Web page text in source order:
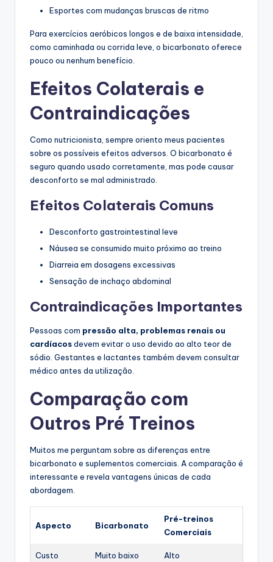
Esportes com mudanças bruscas de ritmo
Para exercícios aeróbicos longos e de baixa intensidade,
como caminhada ou corrida leve, o bicarbonato oferece
pouco ou nenhum benefício.
Efeitos Colaterais e
Contraindicações
Como nutricionista, sempre oriento meus pacientes
sobre os possíveis efeitos adversos. O bicarbonato é
seguro quando usado corretamente, mas pode causar
desconforto se mal administrado.
Efeitos Colaterais Comuns
Desconforto gastrointestinal leve
Náusea se consumido muito próximo ao treino
Diarreia em dosagens excessivas
Sensação de inchaço abdominal
Contraindicações Importantes
Pessoas com pressão alta, problemas renais ou
cardíacosdevem evitar o uso devido ao alto teor de
sódio. Gestantes e lactantes também devem consultar
médico antes da utilização.
Comparação com
Outros Pré Treinos
Muitos me perguntam sobre as diferenças entre
bicarbonato e suplementos comerciais. A comparação é
interessante e revela vantagens únicas de cada
abordagem.
Aspecto Bicarbonato
Pré-treinos
Comerciais
Custo Muito baixo Alto